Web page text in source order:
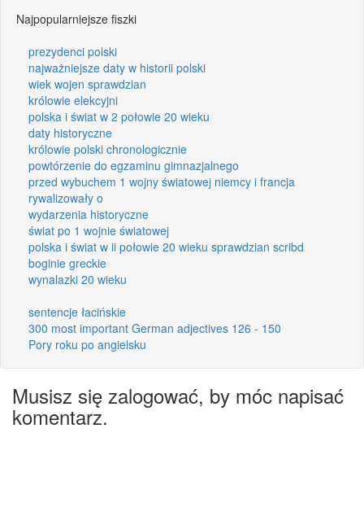
Najpopularniejsze fiszki
prezydenci polski
najważniejsze daty w historii polski
wiek wojen sprawdzian
królowie elekcyjni
polska i świat w 2 połowie 20 wieku
daty historyczne
królowie polski chronologicznie
powtórzenie do egzaminu gimnazjalnego
przed wybuchem 1 wojny światowej niemcy i francja
rywalizowały o
wydarzenia historyczne
świat po 1 wojnie światowej
polska i świat w ii połowie 20 wieku sprawdzian scribd
boginie greckie
wynalazki 20 wieku
sentencje łacińskie
300 most important German adjectives 126 - 150
Pory roku po angielsku
Musisz się zalogować, by móc napisać
komentarz.